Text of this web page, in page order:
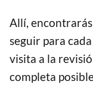
Allí,
seguir para
visita a la
completa